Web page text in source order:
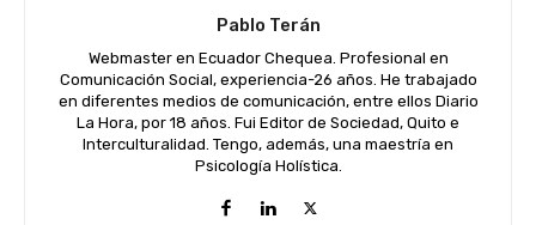
Pablo Terán
Webmaster en Ecuador Chequea. Profesional en
Comunicación Social, experiencia-26 años. He trabajado
en diferentes medios de comunicación, entre ellos Diario
La Hora, por 18 años. Fui Editor de Sociedad, Quito e
Interculturalidad. Tengo, además, una maestría en
Psicología Holística.